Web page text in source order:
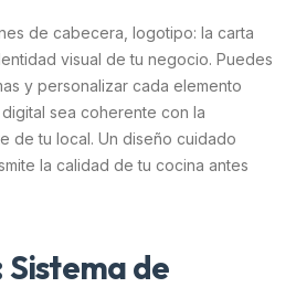
de cabecera, logotipo: la carta
visual de tu negocio. Puedes
y personalizar cada elemento
sea coherente con la
de tu local. Un diseño cuidado
la calidad de tu cocina antes
de